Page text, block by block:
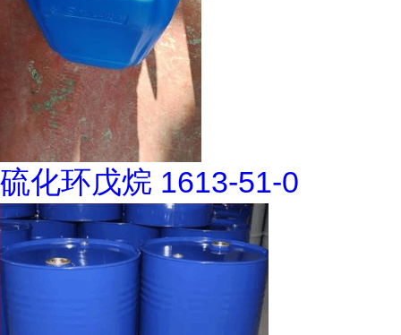
硫化环戊烷 1613-51-0